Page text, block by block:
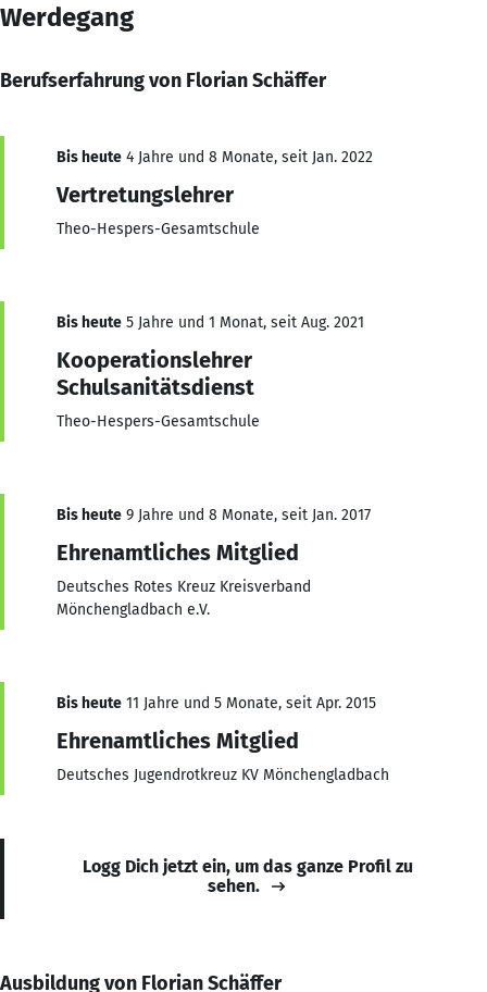
Werdegang
Berufserfahrung von Florian Schäffer
Bis heute 4 Jahre und 8 Monate, seit Jan. 2022
Vertretungslehrer
Theo-Hespers-Gesamtschule
Bis heute 5 Jahre und 1 Monat, seit Aug. 2021
Kooperationslehrer
Schulsanitätsdienst
Theo-Hespers-Gesamtschule
Bis heute 9 Jahre und 8 Monate, seit Jan. 2017
Ehrenamtliches Mitglied
Deutsches Rotes Kreuz Kreisverband
Mönchengladbach e.V.
Bis heute 11 Jahre und 5 Monate, seit Apr. 2015
Ehrenamtliches Mitglied
Deutsches Jugendrotkreuz KV Mönchengladbach
Logg Dich jetzt ein, um das ganze Profil zu
sehen.
Ausbildung von Florian Schäffer